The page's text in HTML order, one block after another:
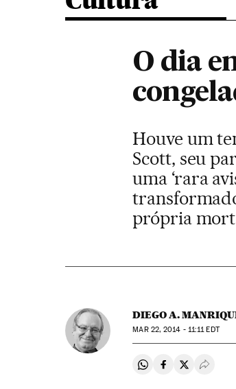
O dia
Houve um
Scott, seu
uma ‘rara
própria
DIEGO A.
MAR22, 2014 - 11:11EDT
Compartir en
Compartir en
Compartir